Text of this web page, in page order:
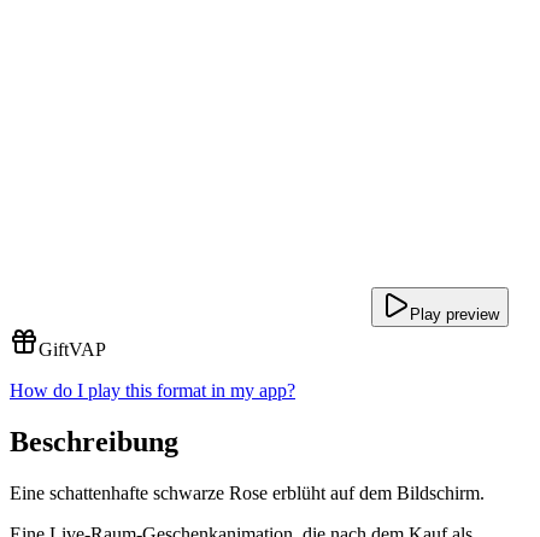
Play preview
GiftVAP
How do I play this format in my app?
Beschreibung
Eine schattenhafte schwarze Rose erblüht auf dem Bildschirm.